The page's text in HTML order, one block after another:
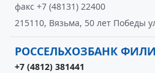
факс +7 (48131) 22400
215110, Вязьма, 50 лет Победы
РОССЕЛЬХОЗБАНК
+7 (4812) 381441